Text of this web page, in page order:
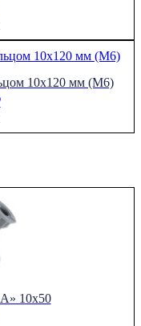
10х120 мм (М6)
10х50